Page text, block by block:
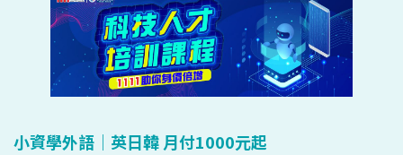
小資學外語｜英日韓 月付1000元起